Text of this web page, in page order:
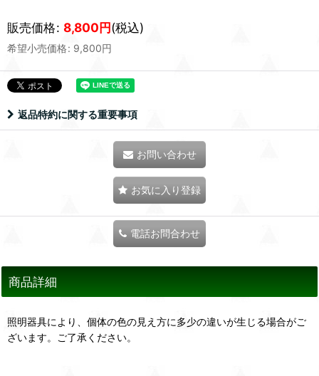
販売価格: 8,800円(税込)
希望小売価格: 9,800円
返品特約に関する重要事項
お問い合わせ
お気に入り登録
電話お問合わせ
商品詳細
照明器具により、個体の色の見え方に多少の違いが生じる場合がご
ざいます。ご了承ください。